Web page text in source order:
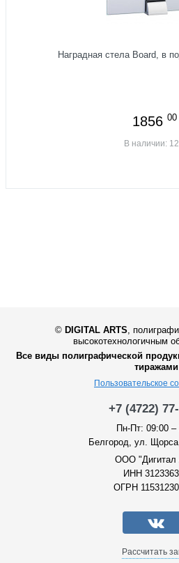
Наградная стела Board, в
1856 00
В наличии:
© DIGITAL ARTS
высокотехнологичным
Все виды полиграфической
тиражами
Пользовательское
+7 (4722)
Пн-Пт: 09:00 –
Белгород, ул.
ООО "Дигитал
ИНН
ОГРН
Рассчитать